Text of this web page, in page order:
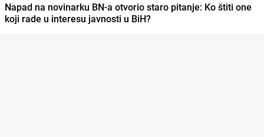
Napad na novinarku BN-a otvorio staro pitanje: Ko štiti one
koji rade u interesu javnosti u BiH?